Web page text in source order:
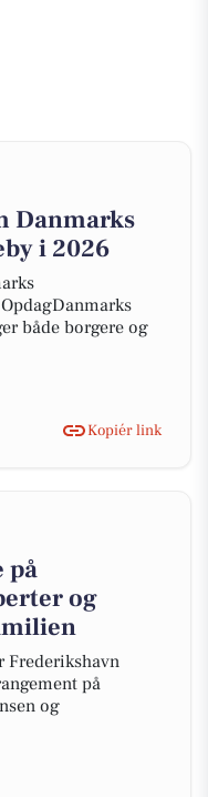
Danmarks
i 2026
både borgere og
Kopiér link
på
og
Frederikshavn
på
og